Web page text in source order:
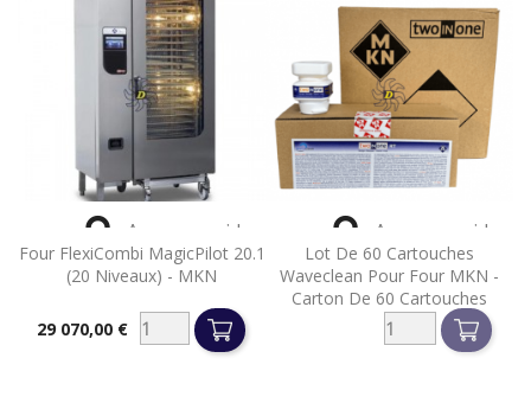
Four FlexiCombi MagicPilot 20.1
(20 Niveaux) - MKN
Prix
29 070,00 €
 Aperçu rapide
Lot De 60 Cartouches
Waveclean Pour Four MKN -
Carton De 60 Cartouches
 Aperçu rapide